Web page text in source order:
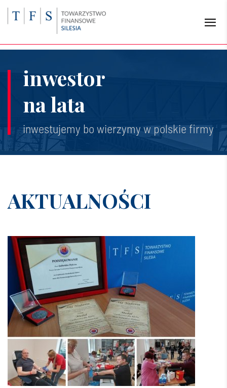
inwestor
na lata
inwestujemy bo wierzymy w polskie firmy
AKTUALNOŚCI